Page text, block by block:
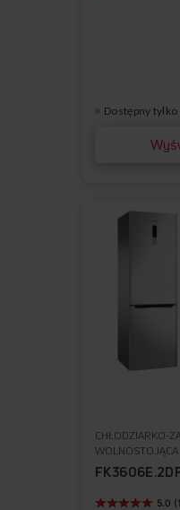
Dostępny
CHŁODZIARKO-
WOLNOSTOJĄCA
5.0